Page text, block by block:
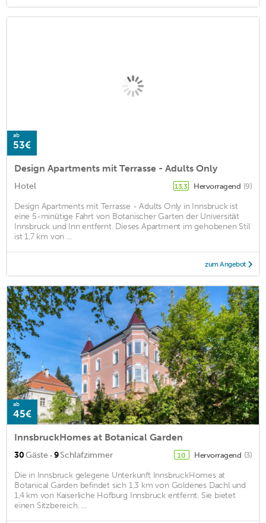
ab
53€
Design Apartments mit Terrasse - Adults Only
Hotel 13,3 Hervorragend (9)
Design Apartments mit Terrasse - Adults Only in Innsbruck ist
eine 5-minütige Fahrt von Botanischer Garten der Universität
Innsbruck und Inn entfernt. Dieses Apartment im gehobenen Stil
ist 1,7 km von ...
zum Angebot
ab
45€
InnsbruckHomes at Botanical Garden
30Gäste · 9Schlafzimmer 10 Hervorragend (3)
Die in Innsbruck gelegene Unterkunft InnsbruckHomes at
Botanical Garden befindet sich 1,3 km von Goldenes Dachl und
1,4 km von Kaiserliche Hofburg Innsbruck entfernt. Sie bietet
einen Sitzbereich. ...